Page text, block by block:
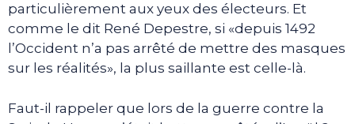
particulièrement aux yeux des électeurs. Et
comme le dit René Depestre, si «depuis 1492
l’Occident n’a pas arrêté de mettre des masques
sur les réalités», la plus saillante est celle-là.
Faut-il rappeler que lors de la guerre contre la